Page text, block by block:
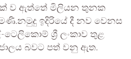
ව ඇත්තේ මිලියන තුනක
ඉදිරියේ දී නව වෙනස
ශ්‍රී ලංකාව තුළ
බවට පත් වනු ඇත.